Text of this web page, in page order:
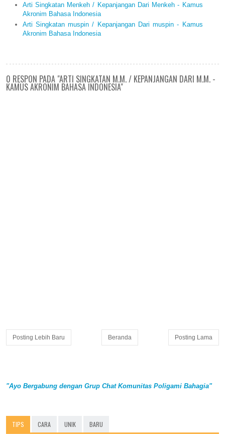
Arti Singkatan Menkeh / Kepanjangan Dari Menkeh - Kamus
Akronim Bahasa Indonesia
Arti Singkatan muspin / Kepanjangan Dari muspin - Kamus
Akronim Bahasa Indonesia
0 RESPON PADA "ARTI SINGKATAN M.M. / KEPANJANGAN DARI M.M. -
KAMUS AKRONIM BAHASA INDONESIA"
Posting Lebih Baru Posting Lama
Beranda
"Ayo Bergabung dengan Grup Chat Komunitas Poligami Bahagia"
TIPS CARA UNIK BARU